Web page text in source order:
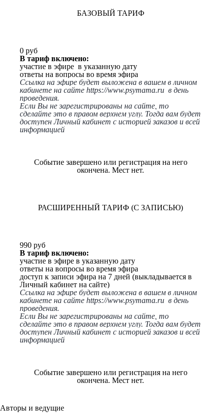
БАЗОВЫЙ ТАРИФ
0 руб
В тариф включено:
участие в эфире в указанную дату
ответы на вопросы во время эфира
Ссылка на эфире будет выложена в вашем в личном
кабинете на сайте https://www.psymama.ru в день
проведения.
Если Вы не зарегистрированы на сайте, то
сделайте это в правом верхнем углу. Тогда вам будет
доступен Личный кабинет с историей заказов и всей
информацией
Событие завершено или регистрация на него
окончена. Мест нет.
РАСШИРЕННЫЙ ТАРИФ (С ЗАПИСЬЮ)
990 руб
В тариф включено:
участие в эфире в указанную дату
ответы на вопросы во время эфира
доступ к записи эфира на 7 дней (выкладывается в
Личный кабинет на сайте)
Ссылка на эфире будет выложена в вашем в личном
кабинете на сайте https://www.psymama.ru в день
проведения.
Если Вы не зарегистрированы на сайте, то
сделайте это в правом верхнем углу. Тогда вам будет
доступен Личный кабинет с историей заказов и всей
информацией
Событие завершено или регистрация на него
окончена. Мест нет.
Авторы и ведущие